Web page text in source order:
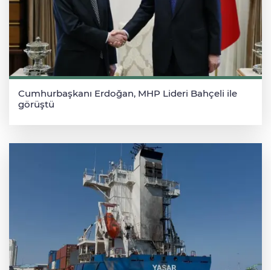
Cumhurbaşkanı Erdoğan, MHP Lideri Bahçeli ile
görüştü